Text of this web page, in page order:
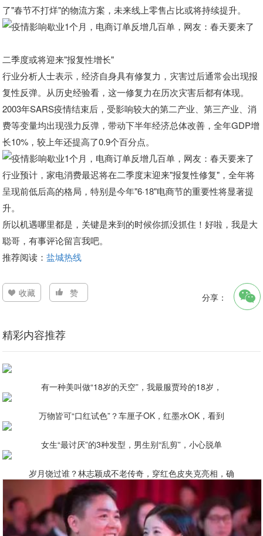
了"春节不打烊"的物流方案，未来线上零售占比或将持续提升。
二季度或将迎来"报复性增长"
行业分析人士表示，经济自身具有修复力，灾害过后通常会出现报
复性反弹。从历史经验看，这一修复力在历次灾害后都有体现。
2003年SARS疫情结束后，受影响较大的第二产业、第三产业、消
费等变量均出现强力反弹，带动下半年经济总体改善，全年GDP增
长10%，较上年还提高了0.9个百分点。
行业预计，家电消费最迟将在二季度末迎来"报复性修复"，全年将
呈现前低后高的格局，特别是今年"6·18"电商节的重要性将显著提
升。
所以机遇哪里都是，关键是来到的时候你抓没抓住！好啦，我是大
聪哥，有事评论留言我吧。
推荐阅读：盐城热线
收藏 赞 分享：
精彩内容推荐
有一种美叫做“18岁的天空”，我最服贾玲的18岁，
万物皆可“口红试色”？车厘子OK，红墨水OK，看到
女生“最讨厌”的3种发型，男生别“乱剪”，小心脱单
岁月饶过谁？林志颖成不老传奇，穿红色皮夹克亮相，确